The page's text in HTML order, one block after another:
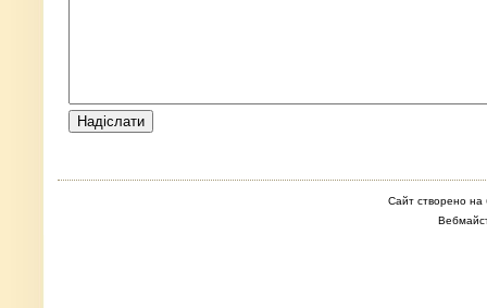
Сайт створено на